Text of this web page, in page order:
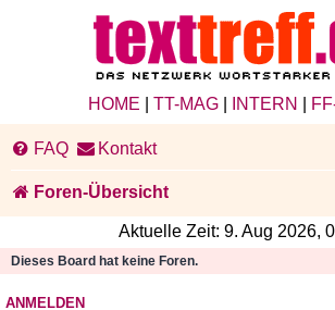
HOME TT-MAG| INTERN
FAQ Kontakt
Foren-Übersicht
Aktuelle Zeit: 9. Aug 2026,
Dieses Board hat keine Foren.
ANMELDEN